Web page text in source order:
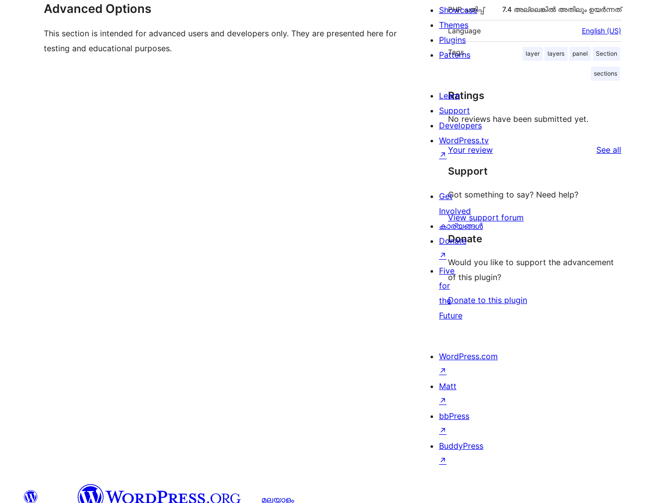
Advanced Options
This section is intended for advanced users and developers only. They are presented here for
testing and educational purposes.
PHP പതിപ്പ് 7.4 അല്ലെങ്കില്‍ അതിലും ഉയര്‍ന്നത്
Language English (US)
Tags layer layers panel Section
sections
Ratings
No reviews have been submitted yet.
Your review See all
Support
Got something to say? Need help?
View support forum
Donate
Would you like to support the advancement
of this plugin?
Donate to this plugin
Showcase
Themes
Plugins
Patterns
Learn
Support
Developers
WordPress.tv
↗
Get
Involved
കാര്യങ്ങള്‍
Donate
↗
Five
for
the
Future
WordPress.com
↗
Matt
↗
bbPress
↗
BuddyPress
↗
മലയാളം